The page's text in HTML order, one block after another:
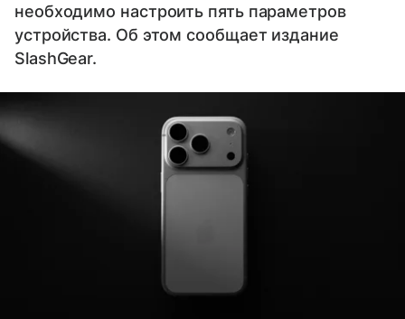
необходимо настроить пять параметров
устройства. Об этом сообщает издание
SlashGear.